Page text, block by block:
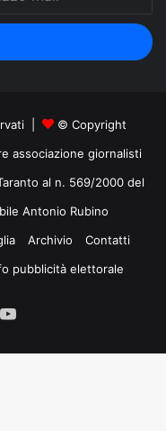
|
© Copyright
associazione giornalisti
al n. 569/2000 del
Antonio Rubino
Archivio
Contatti
pubblicità elettorale
Tube